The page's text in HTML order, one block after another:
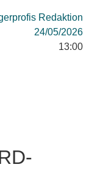
Redaktion
24/05/2026
13:00